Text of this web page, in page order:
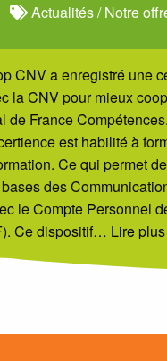
Actualités/Notre
CNV a enregistré une
la CNV pour mieux
de France
est habilité à
Ce qui permet
des
le Compte Personnel
Ce dispositif… Lire plus